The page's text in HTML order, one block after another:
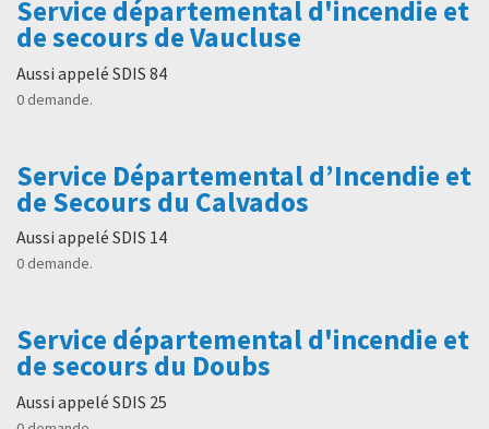
Service départemental d'incendie et
de secours de Vaucluse
Aussi appelé SDIS 84
0 demande.
Service Départemental d’Incendie et
de Secours du Calvados
Aussi appelé SDIS 14
0 demande.
Service départemental d'incendie et
de secours du Doubs
Aussi appelé SDIS 25